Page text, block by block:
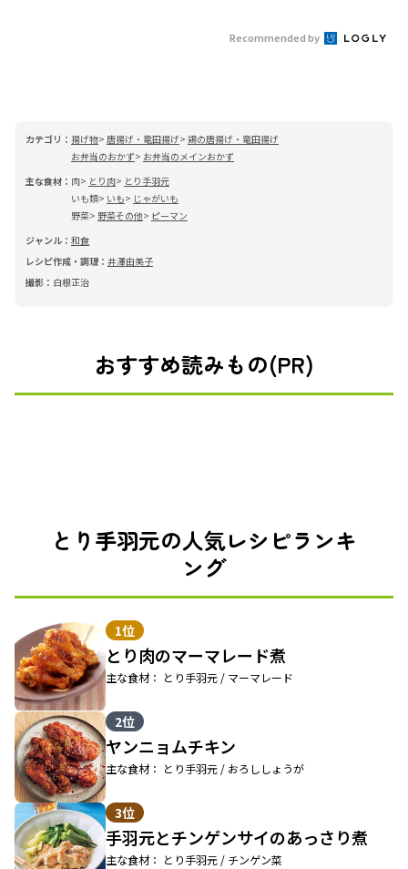
Recommended by
カテゴリ： 揚げ物 唐揚げ・竜田揚げ 鶏の唐揚げ・竜田揚げ
お弁当のおかず
お弁当のメインおかず
主な食材： 肉 とり肉
とり手羽元
いも類
いも
じゃがいも
野菜
野菜その他
ピーマン
ジャンル： 和食
レシピ作成・調理： 井澤由美子
撮影： 白根正治
おすすめ読みもの(PR)
とり手羽元の人気レシピランキ
ング
1位
とり肉のマーマレード煮
主な食材： とり手羽元 / マーマレード
2位
ヤンニョムチキン
主な食材： とり手羽元 / おろししょうが
3位
手羽元とチンゲンサイのあっさり煮
主な食材： とり手羽元 / チンゲン菜